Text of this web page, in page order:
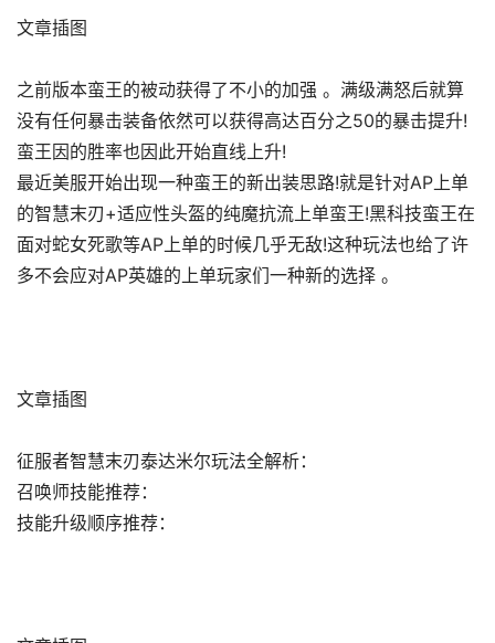
文章插图
之前版本蛮王的被动获得了不小的加强 。满级满怒后就算
没有任何暴击装备依然可以获得高达百分之50的暴击提升!
蛮王因的胜率也因此开始直线上升!
最近美服开始出现一种蛮王的新出装思路!就是针对AP上单
的智慧末刃+适应性头盔的纯魔抗流上单蛮王!黑科技蛮王在
面对蛇女死歌等AP上单的时候几乎无敌!这种玩法也给了许
多不会应对AP英雄的上单玩家们一种新的选择 。
文章插图
征服者智慧末刃泰达米尔玩法全解析：
召唤师技能推荐：
技能升级顺序推荐：